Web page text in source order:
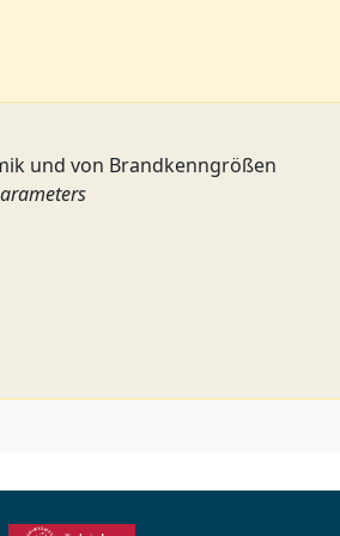
und von Brandkenngrößen